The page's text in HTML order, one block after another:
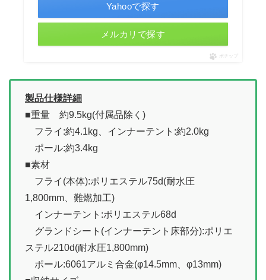
Yahooで探す
メルカリで探す
ポチップ
製品仕様詳細
■重量 約9.5kg(付属品除く)
フライ:約4.1kg、インナーテント:約2.0kg
ポール:約3.4kg
■素材
フライ(本体):ポリエステル75d(耐水圧
1,800mm、難燃加工)
インナーテント:ポリエステル68d
グランドシート(インナーテント床部分):ポリエ
ステル210d(耐水圧1,800mm)
ポール:6061アルミ合金(φ14.5mm、φ13mm)